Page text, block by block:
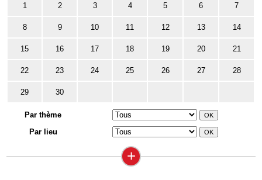
1 2 3 4 5 6 7
8 9 10 11 12 13 14
15 16 17 18 19 20 21
22 23 24 25 26 27 28
29 30
Par thème
Par lieu
+